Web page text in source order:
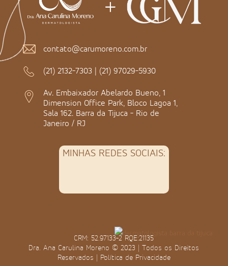
contato@carumoreno.com.br
(21) 2132-7303 | (21) 97029-5930
Av. Embaixador Abelardo Bueno, 1
Dimension Office Park, Bloco Lagoa 1,
Sala 162. Barra da Tijuca - Rio de
Janeiro / RJ
MINHAS REDES SOCIAIS:
CRM: 52.97133-2 RQE:21135
Dra. Ana Carulina Moreno © 2023 | Todos os Direitos
Reservados | Política de Privacidade